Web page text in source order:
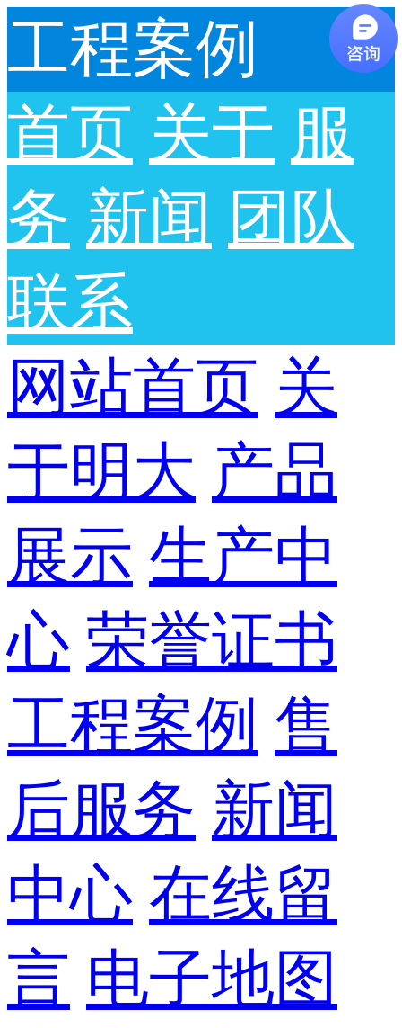
工程案例
首页 关于 服
务 新闻 团队
联系
网站首页 关
于明大 产品
展示 生产中
心 荣誉证书
工程案例 售
后服务 新闻
中心 在线留
言 电子地图